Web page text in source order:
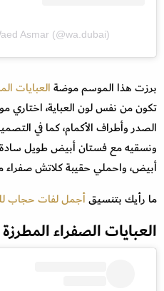
Asmar (@wa.dubai)
برزت هذا الموسم موضةالعبايات
تكون من نفس لون العباية، اختاري
أبيض، واحملي حقيبة كلاتش صفراء
ما رأيك بتنسيقأجمل لفات حجاب
العبايات الصفراء